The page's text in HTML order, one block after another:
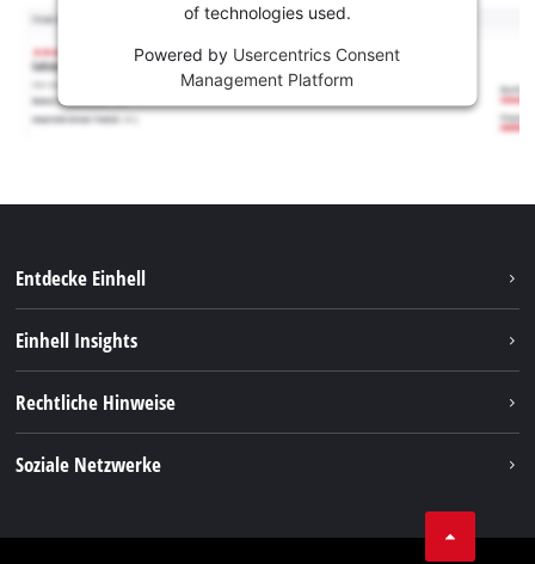
of technologies used.
Powered by Usercentrics Consent
Management Platform
Entdecke Einhell
Akkusystem
Einhell Insights
Rechtliche Hinweise
Soziale Netzwerke